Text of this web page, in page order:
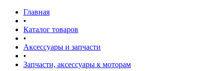
Главная
•
Каталог товаров
•
Аксессуары и запчасти
•
Запчасти, аксессуары к моторам